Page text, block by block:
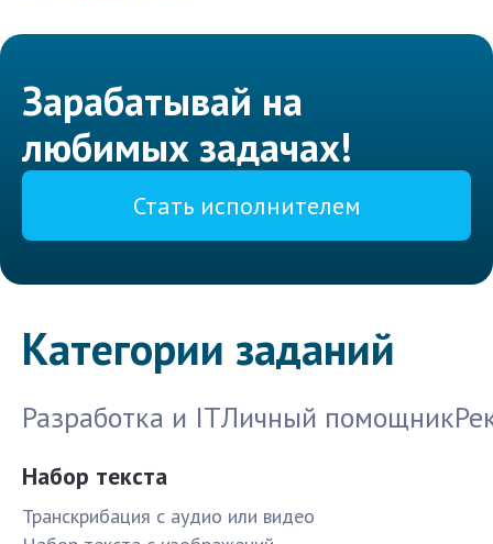
Зарабатывай на
любимых задачах!
Стать исполнителем
Категории заданий
Разработка и ITЛичный помощник
Набор текста
Транскрибация с аудио или видео